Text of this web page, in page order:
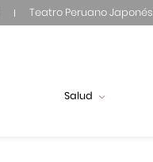
Teatro Peruano Japonés
Salud